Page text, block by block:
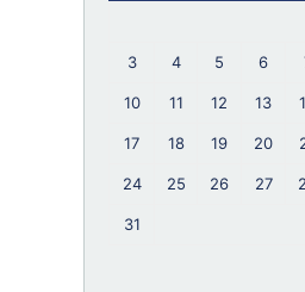
3 4 5 6
10 11 12 13
17 18 19 20
24 25 26 27
31